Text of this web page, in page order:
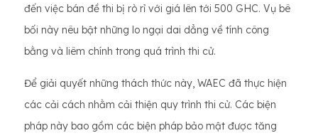
đến việc bán đề thi bị rò rỉ với giá lên tới 500 GHC. Vụ bê
bối này nêu bật những lo ngại dai dẳng về tính công
bằng và liêm chính trong quá trình thi cử.
Để giải quyết những thách thức này, WAEC đã thực hiện
các cải cách nhằm cải thiện quy trình thi cử. Các biện
pháp này bao gồm các biện pháp bảo mật được tăng